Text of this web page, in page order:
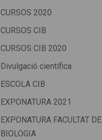
CURSOS 2020
CURSOS CIB
CURSOS CIB 2020
Divulgació científica
ESCOLA CIB
EXPONATURA 2021
EXPONATURA FACULTAT DE
BIOLOGIA